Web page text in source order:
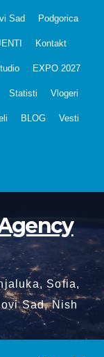
Sad Podgorica
Kontakt
EXPO 2027
Statisti Vlogeri
BLOG Vesti
Sofia,
Sad, Nish